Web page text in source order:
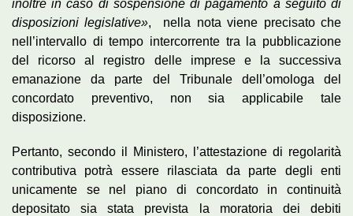
inoltre in caso di sospensione di pagamento a seguito di
disposizioni legislative», nella nota viene precisato che
nell’intervallo di tempo intercorrente tra la pubblicazione
del ricorso al registro delle imprese e la successiva
emanazione da parte del Tribunale dell’omologa del
concordato preventivo, non sia applicabile tale
disposizione.
Pertanto, secondo il Ministero, l’attestazione di regolarità
contributiva potrà essere rilasciata da parte degli enti
unicamente se nel piano di concordato in continuità
depositato sia stata prevista la moratoria dei debiti